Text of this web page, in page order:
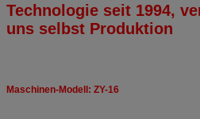
Technologie seit 1994,
uns selbst Produktion
Maschinen-Modell: ZY-16